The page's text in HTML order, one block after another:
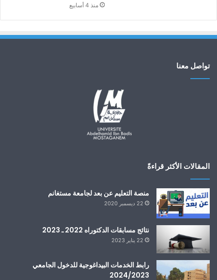
منذ 4 أسابيع
تواصل معنا
المقالات الأكثر قراءةً
منصة التعليم عن بعد لجامعة مستغانم
22 ديسمبر 2020
نتائج مسابقات الدكتوراه 2022 ـ 2023
22 يناير 2023
رابط الخدمات البيداغوجية للدخول الجامعي
2024/2023